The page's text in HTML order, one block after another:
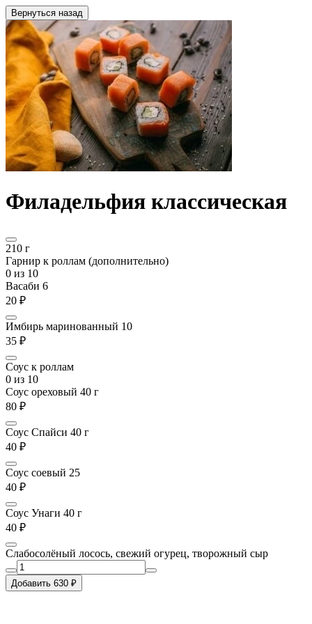
Вернуться назад
Филадельфия классическая
210 г
Гарнир к роллам (дополнительно)
0 из 10
Васаби 6
20 ₽
Имбирь маринованный 10
35 ₽
Соус к роллам
0 из 10
Соус ореховый 40 г
80 ₽
Соус Спайси 40 г
40 ₽
Соус соевый 25
40 ₽
Соус Унаги 40 г
40 ₽
Слабосолёный лосось, свежий огурец, творожный сыр
Добавить 630 ₽